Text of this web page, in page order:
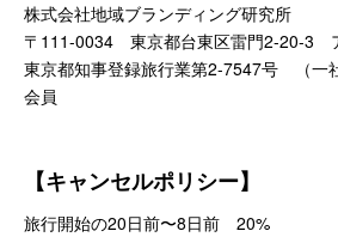
株式会社地域ブランディング研究所
〒111-0034 東京都台東区雷門2-20-3
東京都知事登録旅行業第2-7547号 （一
会員
【キャンセルポリシー】
旅行開始の20日前〜8日前 20%